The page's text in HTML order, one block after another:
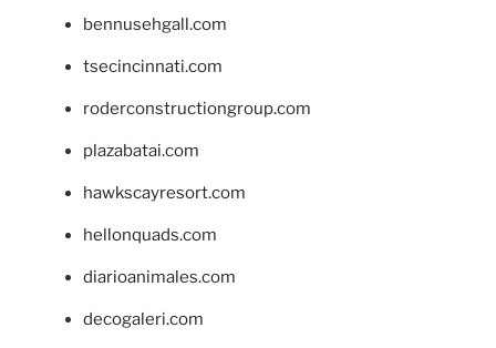
bennusehgall.com
tsecincinnati.com
roderconstructiongroup.com
plazabatai.com
hawkscayresort.com
hellonquads.com
diarioanimales.com
decogaleri.com